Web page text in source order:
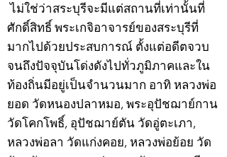
ไม่ใช่ว่าสระบุรีจะมีแต่สถานที่เท่านั้นที่
ศักดิ์สิทธิ์ พระเกจิอาจารย์ของสระบุรีที่
มากไปด้วยประสบการณ์ ตั้งแต่อดีตจวบ
จนถึงปัจจุบันโด่งดังไปทั่วภูมิภาคและใน
ท้องถิ่นมีอยู่เป็นจำนวนมาก อาทิ หลวงพ่อ
ยอด วัดหนองปลาหมอ, พระอุปัชฌาย์กาน
วัดโคกโพธิ์, อุปัชฌาย์ตัน วัดอู่ตะเภา,
หลวงพ่อลา วัดแก่งคอย, หลวงพ่อย้อย วัด